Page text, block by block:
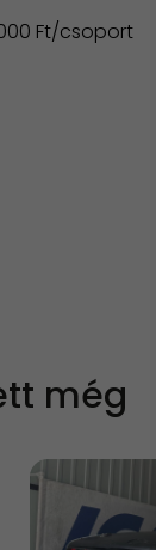
Ft/csoport
még